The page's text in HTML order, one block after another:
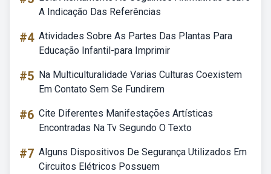
A Indicação Das Referências
#4 Atividades Sobre As Partes Das Plantas Para
Educação Infantil-para Imprimir
#5 Na Multiculturalidade Varias Culturas Coexistem
Em Contato Sem Se Fundirem
#6 Cite Diferentes Manifestações Artísticas
Encontradas Na Tv Segundo O Texto
#7 Alguns Dispositivos De Segurança Utilizados Em
Circuitos Elétricos Possuem